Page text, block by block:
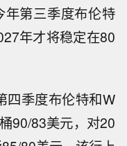
年第三季度布伦特
年才将稳定在80
四季度布伦特和W
90/83美元，对20